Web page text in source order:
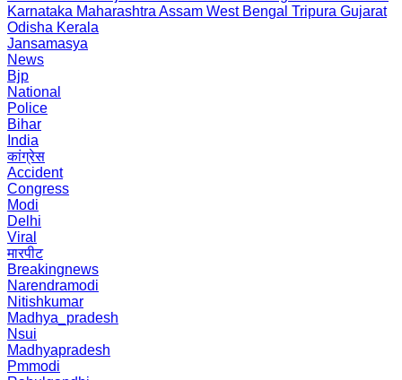
Karnataka Maharashtra Assam West Bengal Tripura Gujarat
Odisha Kerala
Jansamasya
News
Bjp
National
Police
Bihar
India
कांग्रेस
Accident
Congress
Modi
Delhi
Viral
मारपीट
Breakingnews
Narendramodi
Nitishkumar
Madhya_pradesh
Nsui
Madhyapradesh
Pmmodi